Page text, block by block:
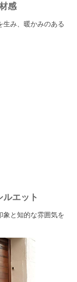
感
生み、暖かみのある
エット
象と知的な雰囲気を